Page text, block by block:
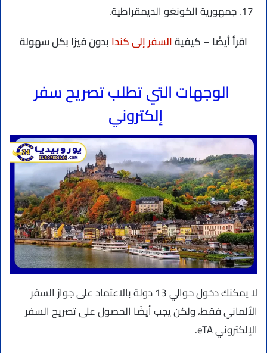
جمهورية الكونغو الديمقراطية.
اقرأ أيضًا – كيفيةالسفر إلى كندابدون فيزا بكل سهولة
الوجهات التي تطلب تصريح سفر
إلكتروني
لا يمكنك دخول حوالي 13 دولة بالاعتماد على جواز السفر
الألماني فقط، ولكن يجب أيضًا الحصول على تصريح السفر
الإلكتروني eTA.